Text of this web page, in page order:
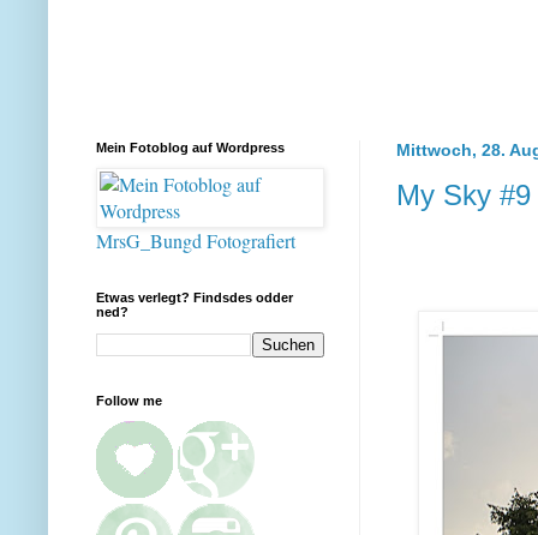
Mittwoch, 28.
My Sky #9
Mein Fotoblog auf Wordpress
MrsG_Bungd Fotografiert
Etwas verlegt? Findsdes odder
ned?
Follow me